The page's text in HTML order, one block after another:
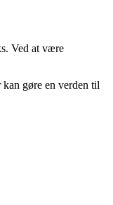
Ved at være
gøre en verden til